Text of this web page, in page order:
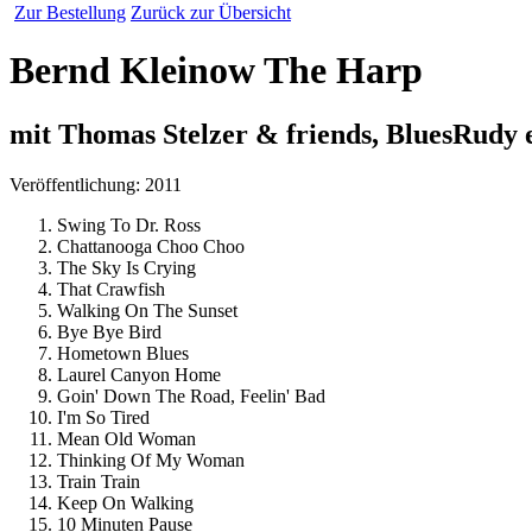
Zur Bestellung Zurück zur Übersicht
Bernd Kleinow The Harp
mit Thomas Stelzer & friends, BluesRudy
Veröffentlichung: 2011
Swing To Dr. Ross
Chattanooga Choo Choo
The Sky Is Crying
That Crawfish
Walking On The Sunset
Bye Bye Bird
Hometown Blues
Laurel Canyon Home
Goin' Down The Road, Feelin' Bad
I'm So Tired
Mean Old Woman
Thinking Of My Woman
Train Train
Keep On Walking
10 Minuten Pause